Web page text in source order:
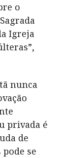
o
Igreja
nunca
privada é
de
se